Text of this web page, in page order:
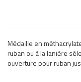
Médaille en
ruban ou à la lanière
ouverture pour ruban